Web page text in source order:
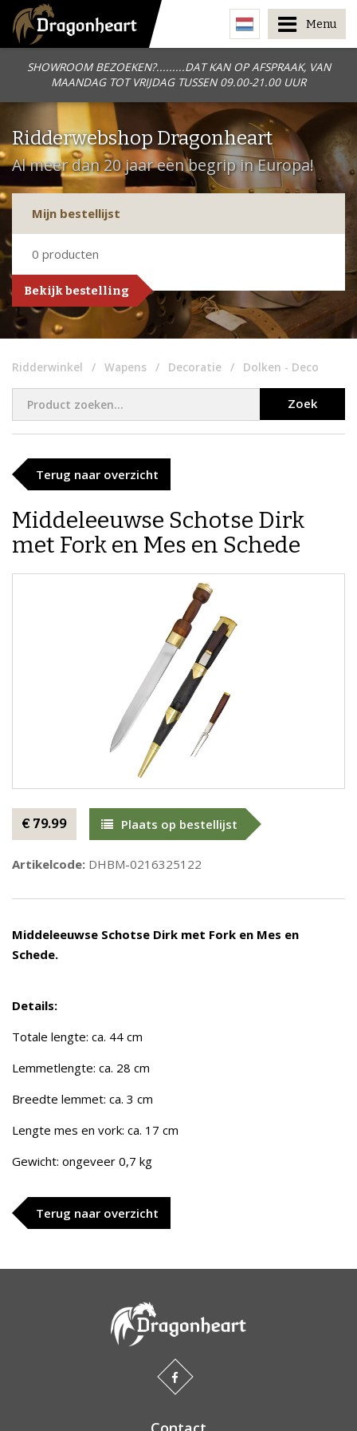
SHOWROOM BEZOEKEN?.........DAT KAN OP AFSPRAAK, VAN
MAANDAG TOT VRIJDAG TUSSEN 09.00-21.00 UUR
Menu
Ridderwebshop Dragonheart
Al meer dan 20 jaar een begrip in Europa!
Mijn bestellijst
0 producten
Bekijk bestelling
Ridderwinkel Wapens Decoratie Dolken - Deco
Zoek
Terug naar overzicht
Middeleeuwse Schotse Dirk
met Fork en Mes en Schede
€ 79.99 Plaats op bestellijst
Artikelcode: DHBM-0216325122
Middeleeuwse Schotse Dirk met Fork en Mes en
Schede.
Details:
Totale lengte: ca. 44 cm
Lemmetlengte: ca. 28 cm
Breedte lemmet: ca. 3 cm
Lengte mes en vork: ca. 17 cm
Gewicht: ongeveer 0,7 kg
Terug naar overzicht